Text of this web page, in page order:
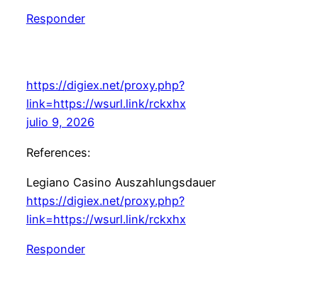
Responder
https://digiex.net/proxy.php?
link=https://wsurl.link/rckxhx
julio 9, 2026
References:
Legiano Casino Auszahlungsdauer
https://digiex.net/proxy.php?
link=https://wsurl.link/rckxhx
Responder